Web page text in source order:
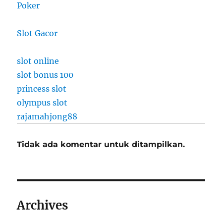
Poker
Slot Gacor
slot online
slot bonus 100
princess slot
olympus slot
rajamahjong88
Tidak ada komentar untuk ditampilkan.
Archives